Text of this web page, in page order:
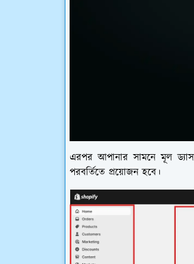
এরপর আপানার সামনে মূল
পরবর্তিতে প্রয়োজন হবে।